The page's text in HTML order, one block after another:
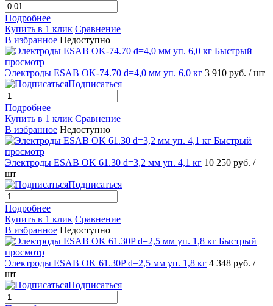
Подробнее
Купить в 1 клик Сравнение
В избранное Недоступно
Быстрый
просмотр
Электроды ESAB OK-74.70 d=4,0 мм уп. 6,0 кг 3 910 руб. / шт
Подписаться
Подробнее
Купить в 1 клик Сравнение
В избранное Недоступно
Быстрый
просмотр
Электроды ESAB OK 61.30 d=3,2 мм уп. 4,1 кг 10 250 руб. /
шт
Подписаться
Подробнее
Купить в 1 клик Сравнение
В избранное Недоступно
Быстрый
просмотр
Электроды ESAB OK 61.30P d=2,5 мм уп. 1,8 кг 4 348 руб. /
шт
Подписаться